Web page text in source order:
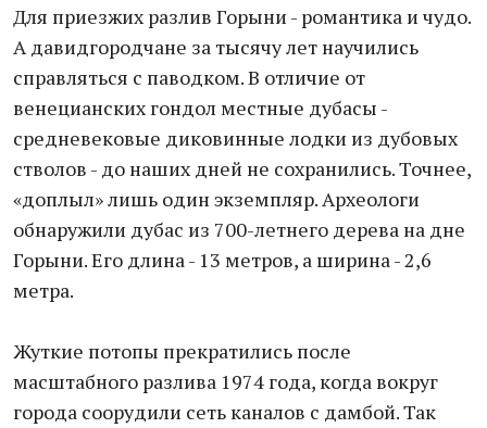
Для приезжих разлив Горыни - романтика и чудо.
А давидгородчане за тысячу лет научились
справляться с паводком. В отличие от
венецианских гондол местные дубасы -
средневековые диковинные лодки из дубовых
стволов - до наших дней не сохранились. Точнее,
«доплыл» лишь один экземпляр. Археологи
обнаружили дубас из 700-летнего дерева на дне
Горыни. Его длина - 13 метров, а ширина - 2,6
метра.
Жуткие потопы прекратились после
масштабного разлива 1974 года, когда вокруг
города соорудили сеть каналов с дамбой. Так